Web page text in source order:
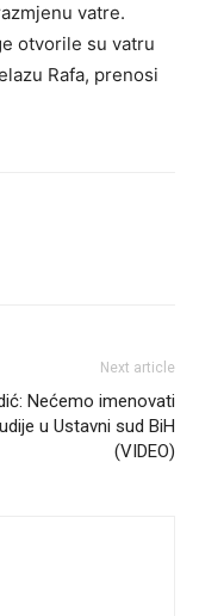
vatre.
otvorile su vatru
Rafa, prenosi
Next article
Nećemo imenovati
u Ustavni sud BiH
(VIDEO)